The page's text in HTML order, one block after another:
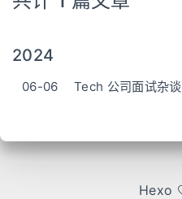
2024
06-06 Tech 公司面试杂谈
Hexo